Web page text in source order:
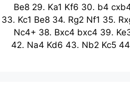
Be8 29. Ka1 Kf6 30. b4
33. Kc1 Be8 34. Rg2 Nf1 35.
Nc4+ 38. Bxc4 bxc4 39.
42. Na4 Kd6 43. Nb2 Kc5